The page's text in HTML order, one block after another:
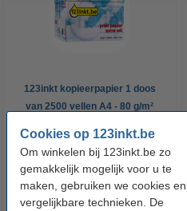
Cookies op 123inkt.be
Om winkelen bij 123inkt.be zo
gemakkelijk mogelijk voor u te
maken, gebruiken we cookies en
vergelijkbare technieken. De
123inkt kopieerpapier 1 doos
van 2500 vellen A4 - 80 g/m²